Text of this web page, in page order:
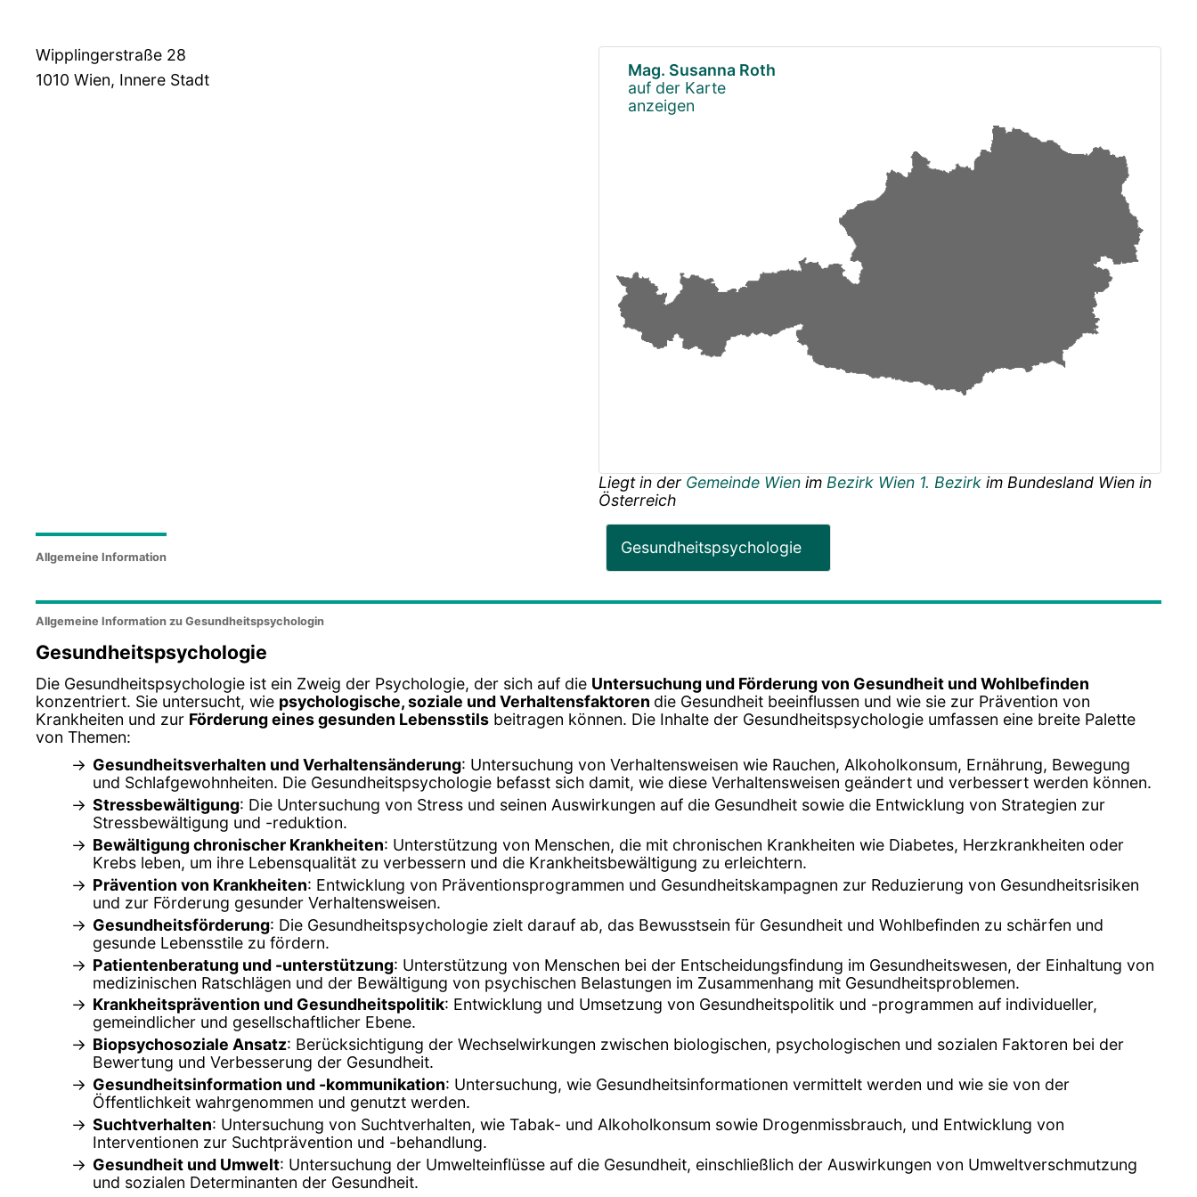
Wipplingerstraße 28
1010 Wien, Innere Stadt
Allgemeine Information
Mag. Susanna Roth
auf der Karte
anzeigen
Liegt in der Gemeinde Wien im Bezirk Wien 1. Bezirk im Bundesland Wien in
Österreich
Gesundheitspsychologie
Allgemeine Information zu Gesundheitspsychologin
Gesundheitspsychologie
Die Gesundheitspsychologie ist ein Zweig der Psychologie, der sich auf die Untersuchung und Förderung von Gesundheit und Wohlbefinden
konzentriert. Sie untersucht, wie psychologische, soziale und Verhaltensfaktoren die Gesundheit beeinflussen und wie sie zur Prävention von
Krankheiten und zur Förderung eines gesunden Lebensstils beitragen können. Die Inhalte der Gesundheitspsychologie umfassen eine breite Palette
von Themen:
Gesundheitsverhalten und Verhaltensänderung: Untersuchung von Verhaltensweisen wie Rauchen, Alkoholkonsum, Ernährung, Bewegung
und Schlafgewohnheiten. Die Gesundheitspsychologie befasst sich damit, wie diese Verhaltensweisen geändert und verbessert werden können.
Stressbewältigung: Die Untersuchung von Stress und seinen Auswirkungen auf die Gesundheit sowie die Entwicklung von Strategien zur
Stressbewältigung und -reduktion.
Bewältigung chronischer Krankheiten: Unterstützung von Menschen, die mit chronischen Krankheiten wie Diabetes, Herzkrankheiten oder
Krebs leben, um ihre Lebensqualität zu verbessern und die Krankheitsbewältigung zu erleichtern.
Prävention von Krankheiten: Entwicklung von Präventionsprogrammen und Gesundheitskampagnen zur Reduzierung von Gesundheitsrisiken
und zur Förderung gesunder Verhaltensweisen.
Gesundheitsförderung: Die Gesundheitspsychologie zielt darauf ab, das Bewusstsein für Gesundheit und Wohlbefinden zu schärfen und
gesunde Lebensstile zu fördern.
Patientenberatung und -unterstützung: Unterstützung von Menschen bei der Entscheidungsfindung im Gesundheitswesen, der Einhaltung von
medizinischen Ratschlägen und der Bewältigung von psychischen Belastungen im Zusammenhang mit Gesundheitsproblemen.
Krankheitsprävention und Gesundheitspolitik: Entwicklung und Umsetzung von Gesundheitspolitik und -programmen auf individueller,
gemeindlicher und gesellschaftlicher Ebene.
Biopsychosoziale Ansatz: Berücksichtigung der Wechselwirkungen zwischen biologischen, psychologischen und sozialen Faktoren bei der
Bewertung und Verbesserung der Gesundheit.
Gesundheitsinformation und -kommunikation: Untersuchung, wie Gesundheitsinformationen vermittelt werden und wie sie von der
Öffentlichkeit wahrgenommen und genutzt werden.
Suchtverhalten: Untersuchung von Suchtverhalten, wie Tabak- und Alkoholkonsum sowie Drogenmissbrauch, und Entwicklung von
Interventionen zur Suchtprävention und -behandlung.
Gesundheit und Umwelt: Untersuchung der Umwelteinflüsse auf die Gesundheit, einschließlich der Auswirkungen von Umweltverschmutzung
und sozialen Determinanten der Gesundheit.